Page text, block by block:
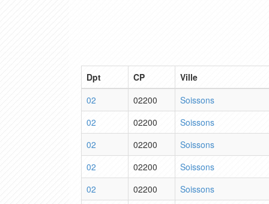
Dpt CP
Ville
02
02200
Soissons
02
02200
Soissons
02
02200
Soissons
02
02200
Soissons
02
02200
Soissons